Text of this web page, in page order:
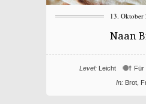
13. Oktober
Naan
Für
Level: Leicht
In: Brot,